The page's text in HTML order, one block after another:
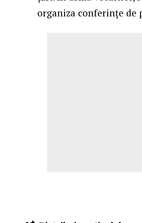
organiza conferințe de